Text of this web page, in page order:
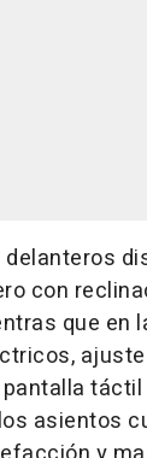
con
que en
asientos